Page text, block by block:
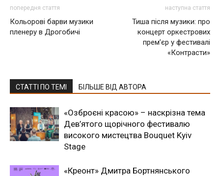
попередня стаття
Кольорові барви музики
пленеру в Дрогобичі
наступна стаття
Тиша після музики: про
концерт оркестрових
прем’єр у фестивалі
«Контрасти»
СТАТТІ ПО ТЕМІ БІЛЬШЕ ВІД АВТОРА
«Озброєні красою» – наскрізна тема
Дев’ятого щорічного фестивалю
високого мистецтва Bouquet Kyiv
Stage
«Креонт» Дмитра Бортнянського